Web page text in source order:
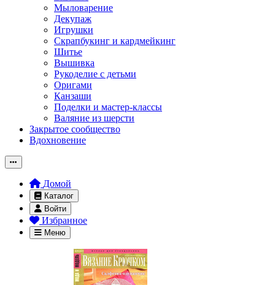
Мыловарение
Декупаж
Игрушки
Скрапбукинг и кардмейкинг
Шитье
Вышивка
Рукоделие с детьми
Оригами
Канзаши
Поделки и мастер-классы
Валяние из шерсти
Закрытое сообщество
Вдохновение
Домой
Каталог
Войти
Избранное
Меню